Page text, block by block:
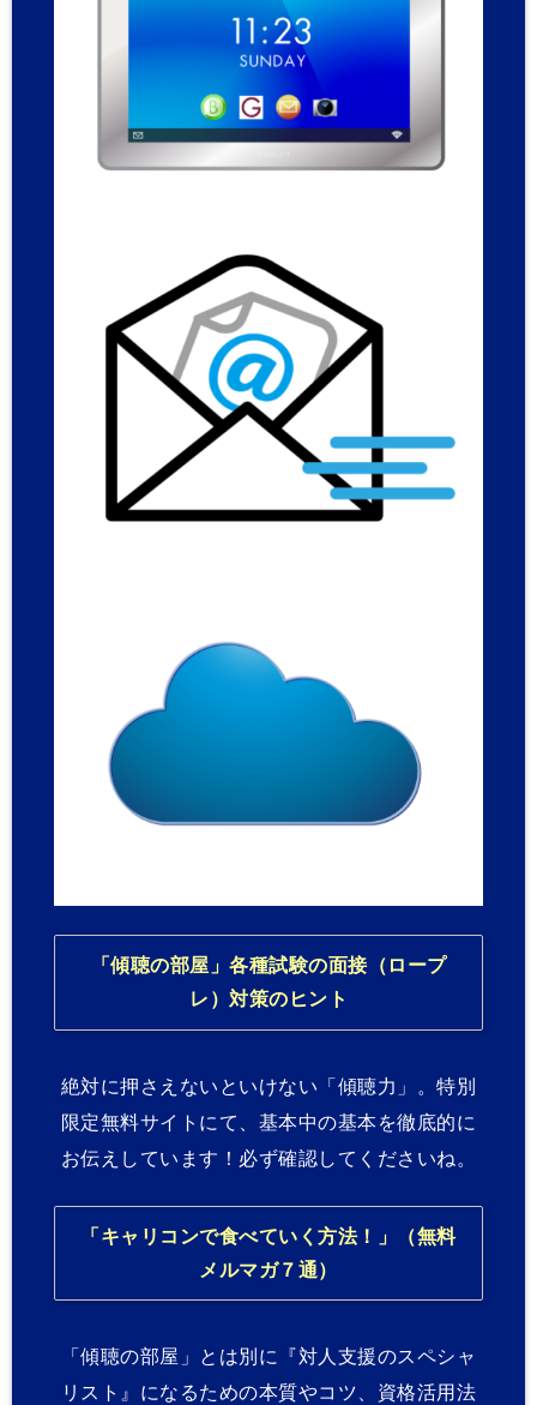
「傾聴の部屋」各種試験の面接（ロープ
レ）対策のヒント
絶対に押さえないといけない「傾聴力」。特別
限定無料サイトにて、基本中の基本を徹底的に
お伝えしています！必ず確認してくださいね。
「キャリコンで食べていく方法！」（無料
メルマガ７通）
「傾聴の部屋」とは別に『対人支援のスペシャ
リスト』になるための本質やコツ、資格活用法